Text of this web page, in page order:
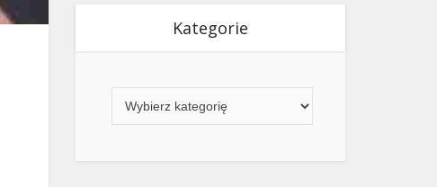
Kategorie